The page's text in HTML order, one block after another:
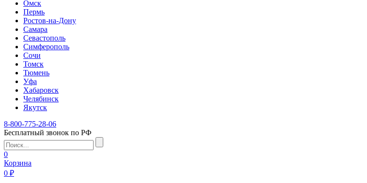
Омск
Пермь
Ростов-на-Дону
Самара
Севастополь
Симферополь
Сочи
Томск
Тюмень
Уфа
Хабаровск
Челябинск
Якутск
8-800-775-28-06
Бесплатный звонок по РФ
0
Корзина
0 ₽